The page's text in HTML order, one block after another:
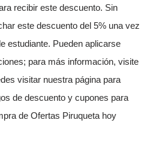
recibir este descuento. Sin
este descuento del 5% una vez
estudiante. Pueden aplicarse
para más información, visite
visitar nuestra página para
de descuento y cupones para
de Ofertas Piruqueta hoy